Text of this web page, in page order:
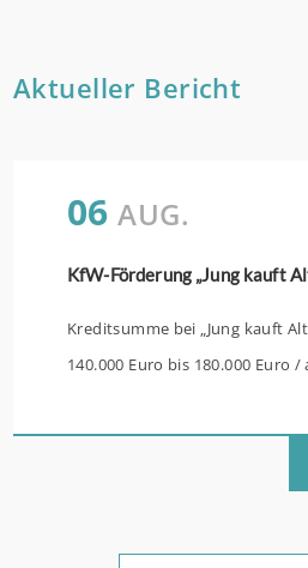
Aktueller Bericht
06 AUG.
Kreditsumme bei „Jung kauft
140.000 Euro bis 180.000 Euro
verbilligt: Heutiger Zins bei
35 Jahren Laufzeit und 10